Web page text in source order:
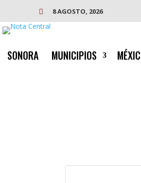
 8 AGOSTO, 2026
SONORA MUNICIPIOS